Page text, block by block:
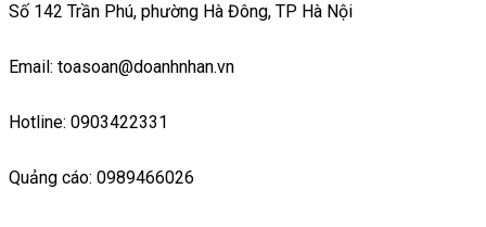
Số 142 Trần Phú, phường Hà Đông, TP Hà Nội
Email: toasoan@doanhnhan.vn
Hotline: 0903422331
Quảng cáo: 0989466026